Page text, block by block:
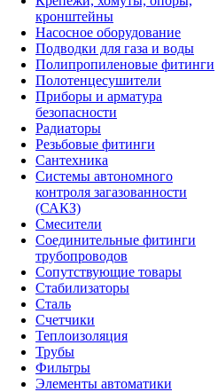
кронштейны
Насосное оборудование
Подводки для газа и воды
Полипропиленовые фитинги
Полотенцесушители
Приборы и арматура
безопасности
Радиаторы
Резьбовые фитинги
Сантехника
Системы автономного
контроля загазованности
(САКЗ)
Смесители
Соединительные фитинги
трубопроводов
Сопутствующие товары
Стабилизаторы
Сталь
Счетчики
Теплоизоляция
Трубы
Фильтры
Элементы автоматики